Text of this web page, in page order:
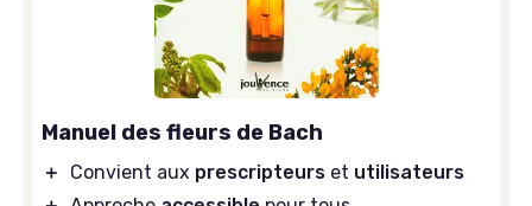
Manuel des fleurs de Bach
＋ Convient aux prescripteurs et utilisateurs